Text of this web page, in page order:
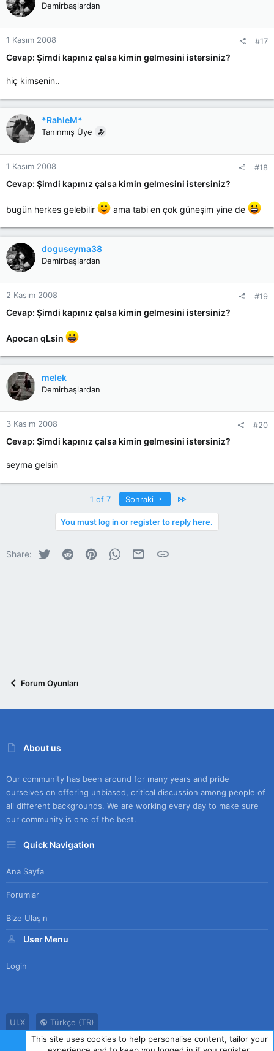
Demirbaşlardan
1 Kasım 2008 #17
Cevap: Şimdi kapınız çalsa kimin gelmesini istersiniz?
hiç kimsenin..
*RahleM*
Tanınmış Üye
1 Kasım 2008 #18
Cevap: Şimdi kapınız çalsa kimin gelmesini istersiniz?
bugün herkes gelebilir ama tabi en çok güneşim yine de
doguseyma38
Demirbaşlardan
2 Kasım 2008 #19
Cevap: Şimdi kapınız çalsa kimin gelmesini istersiniz?
Apocan qLsin
melek
Demirbaşlardan
3 Kasım 2008 #20
Cevap: Şimdi kapınız çalsa kimin gelmesini istersiniz?
seyma gelsin
1 of 7 Sonraki
You must log in or register to reply here.
Share: Twitter Reddit PinterestWhatsApp
E-postaLink
Forum Oyunları
About us
Our community has been around for many years and pride
ourselves on offering unbiased, critical discussion among people of
all different backgrounds. We are working every day to make sure
our community is one of the best.
Quick Navigation
Ana Sayfa
Forumlar
Bize Ulaşın
User Menu
Login
UI.X
Türkçe (TR)
Bize Ulaşın
Kullanım Sözleşmesi Gizlilik Politikası Yardım
This site uses cookies to help personalise content, tailor your